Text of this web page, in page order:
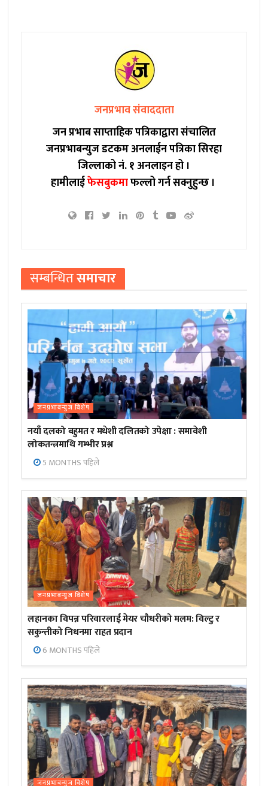
जनप्रभाव संवाददाता
जन प्रभाब साप्ताहिक पत्रिकाद्वारा संचालित
जनप्रभाबन्युज डटकम अनलाईन पत्रिका सिरहा
जिल्लाको नं. १ अनलाइन हो ।
हामीलाईफेसबुकमाफल्लो गर्न सक्नुहुन्छ ।
सम्बन्धितसमाचार
जनप्रभाबन्युज विशेष
नयाँ दलको बहुमत र मधेशी दलितको उपेक्षा : समावेशी
लोकतन्त्रमाथि गम्भीर प्रश्न
5 MONTHS पहिले
जनप्रभाबन्युज विशेष
लहानका विपन्न परिवारलाई मेयर चौधरीको मलम: विल्टु र
सकुन्तीको निधनमा राहत प्रदान
6 MONTHS पहिले
जनप्रभाबन्युज विशेष